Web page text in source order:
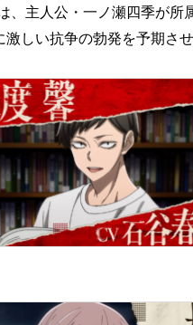
、主人公・一ノ瀬四季が
しい抗争の勃発を予期さ